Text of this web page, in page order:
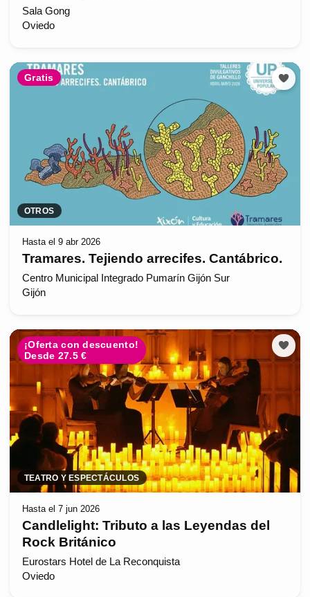
Sala Gong
Oviedo
Gratis
OTROS
Hasta el 9 abr 2026
Tramares. Tejiendo arrecifes. Cantábrico.
Centro Municipal Integrado Pumarín Gijón Sur
Gijón
¡Oferta con descuento!
Desde 27.5 €
TEATRO Y ESPECTÁCULOS
Hasta el 7 jun 2026
Candlelight: Tributo a las Leyendas del
Rock Británico
Eurostars Hotel de La Reconquista
Oviedo